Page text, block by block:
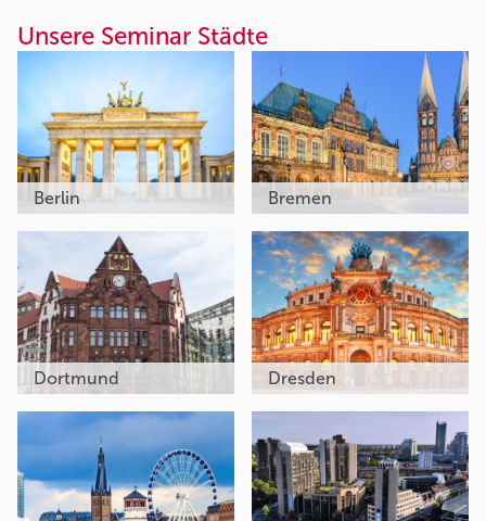
Unsere Seminar Städte
Berlin Bremen
Dortmund Dresden